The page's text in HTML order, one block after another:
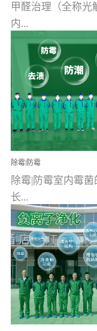
甲醛治理（全称光
内...
空气污染净化治理
文明的进步，创造
多彩的家居产品和
调，但也带来了以
首的室内...
除霉|防霉
除霉|防霉室内霉菌
长...
受温度、湿度、基
分、通风四个条件
温暖潮湿、营养物
通风缓慢的空间最
大量霉菌的...